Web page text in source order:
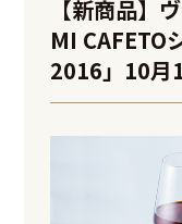
【新商品】
MI CAFETO
2016」10月